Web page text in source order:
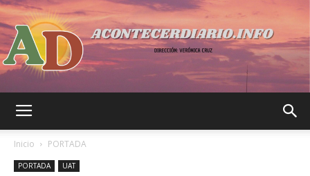
Inicio PORTADA
PORTADA UAT